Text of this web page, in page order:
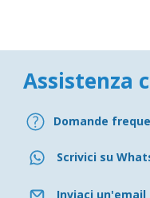
Assistenza
Domande
Scrivici su
Inviaci un'email